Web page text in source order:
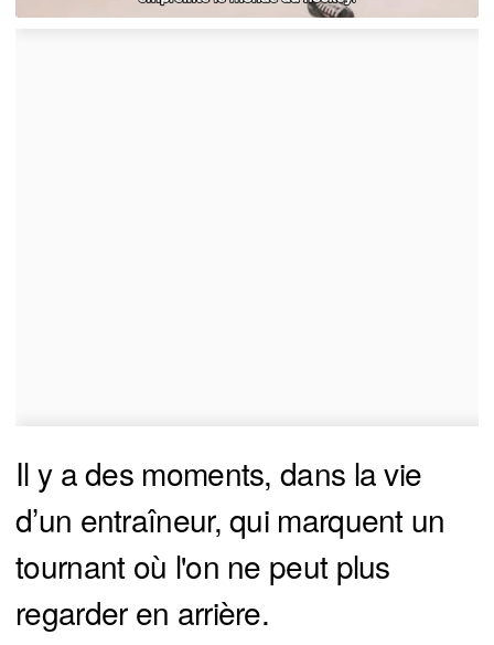
Il y a des moments, dans la vie
d’un entraîneur, qui marquent un
tournant où l'on ne peut plus
regarder en arrière.